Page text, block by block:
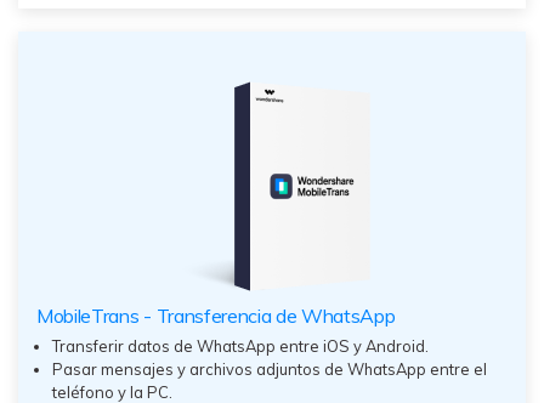
MobileTrans - Transferencia de WhatsApp
Transferir datos de WhatsApp entre iOS y Android.
Pasar mensajes y archivos adjuntos de WhatsApp entre el
teléfono y la PC.